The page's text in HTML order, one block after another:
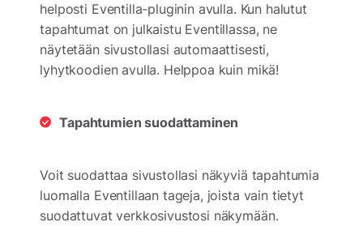
helposti Eventilla-pluginin avulla. Kun halutut
tapahtumat on julkaistu Eventillassa, ne
näytetään sivustollasi automaattisesti,
lyhytkoodien avulla. Helppoa kuin mikä!
Tapahtumien suodattaminen
Voit suodattaa sivustollasi näkyviä tapahtumia
luomalla Eventillaan tageja, joista vain tietyt
suodattuvat verkkosivustosi näkymään.